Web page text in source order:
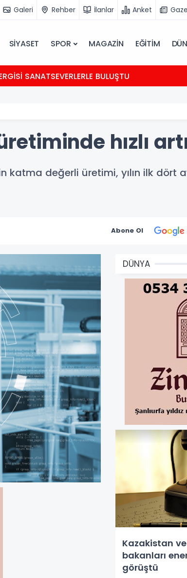
Galeri Rehber İlanlar Anket
SİYASET SPOR MAGAZİN EĞİTİM
SANATSEVERLERLE BULUŞTU
hızlı
değerli üretimi, yılın ilk dört
Abone Ol
DÜNYA
Kazakistan
bakanları
görüştü